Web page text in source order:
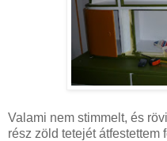
Valami nem stimmelt, és
rész zöld tetejét átfestettem